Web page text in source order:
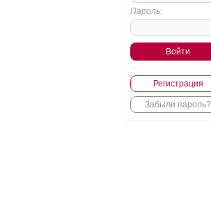
Пароль:
Регистрация
Забыли пароль?